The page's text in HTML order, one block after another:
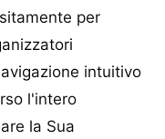
per
intuitivo
l'intero
la Sua